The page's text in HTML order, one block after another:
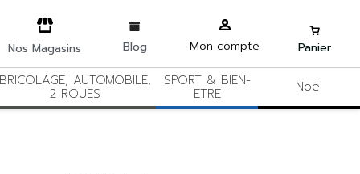
Nos Magasins Blog Mon compte Panier
AUTOMOBILE,
2 ROUES
SPORT & BIEN-
ETRE Noël